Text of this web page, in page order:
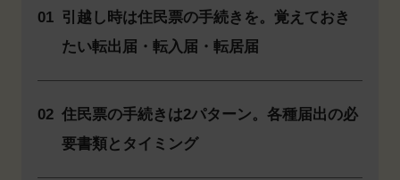
01 引越し時は住民票の手続きを。覚えておき
たい転出届・転入届・転居届
02 住民票の手続きは2パターン。各種届出の必
要書類とタイミング